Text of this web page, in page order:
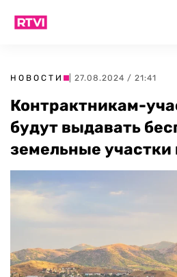
НОВОСТИ | 27.08.2024 / 21:41
Контрактникам-
будут выдавать
земельные